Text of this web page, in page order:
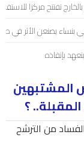
تفتتح مركزا
بنساء يصنعن الأثر في
بإنقاذه
المشتبهين
؟
من الترشح